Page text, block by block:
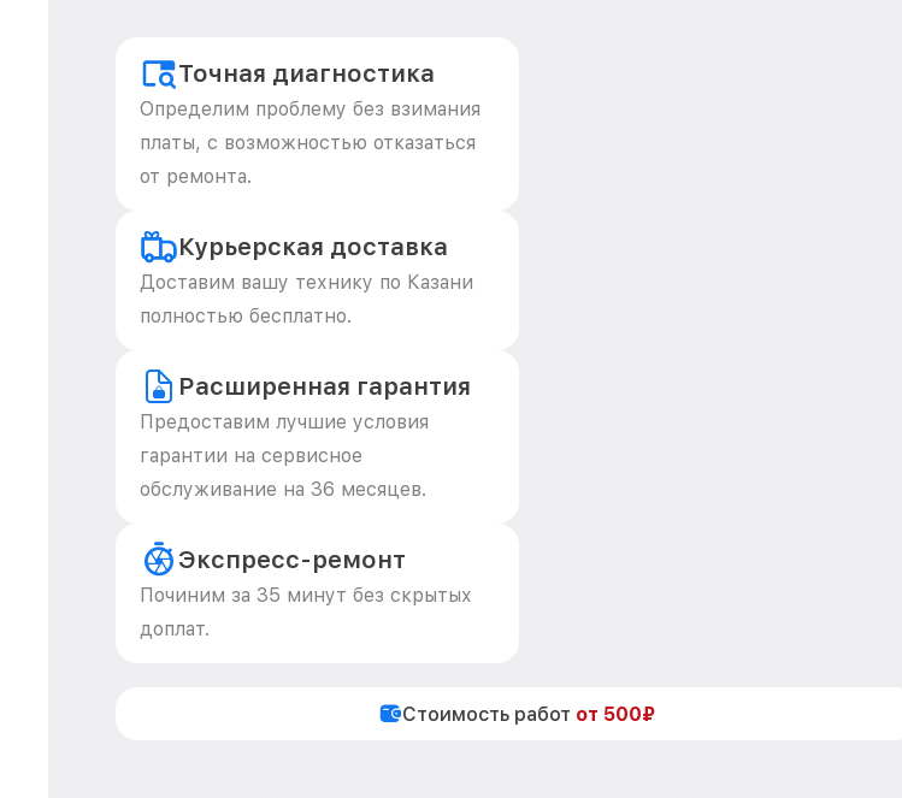
Точная диагностика
Определим проблему без взимания
платы, с возможностью отказаться
от ремонта.
Курьерская доставка
Доставим вашу технику по Казани
полностью бесплатно.
Расширенная гарантия
Предоставим лучшие условия
гарантии на сервисное
обслуживание на 36 месяцев.
Экспресс-ремонт
Починим за 35 минут без скрытых
доплат.
Стоимость работ от 500₽